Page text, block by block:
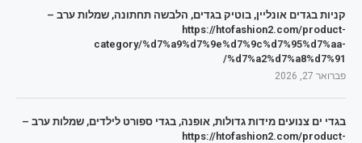
קניות בגדים אונליין, בוטיק בגדים, הלבשה תחתונה, שמלות ערב –
https://htofashion2.com/product-
category/%d7%a9%d7%9e%d7%9c%d7%95%d7%aa-
%d7%a2%d7%a8%d7%91/
פברואר 27, 2026
בגדי ים צנועים מידות גדולות, אופנה, בגדי ספורט לילדים, שמלות ערב –
https://htofashion2.com/product-